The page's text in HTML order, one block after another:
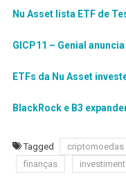
Nu Asset lista ETF de
GICP11 – Genial
ETFs da Nu Asset
BlackRock e B3
Tagged criptomoedas
finanças